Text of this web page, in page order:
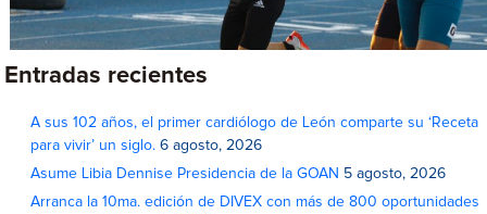
Entradas recientes
A sus 102 años, el primer cardiólogo de León comparte su ‘Receta
para vivir’ un siglo. 6 agosto, 2026
Asume Libia Dennise Presidencia de la GOAN 5 agosto, 2026
Arranca la 10ma. edición de DIVEX con más de 800 oportunidades